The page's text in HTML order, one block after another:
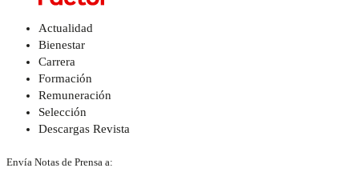
Actualidad
Bienestar
Carrera
Formación
Remuneración
Selección
Descargas Revista
Envía Notas de Prensa a: